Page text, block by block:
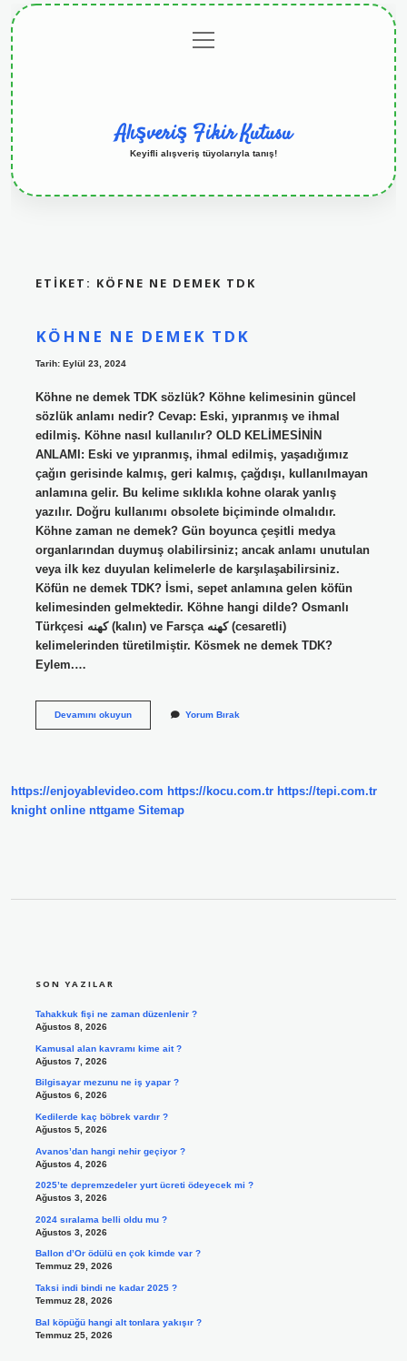
menüyü
aç
Alışveriş Fikir Kutusu
Keyifli alışveriş tüyolarıyla tanış!
ETIKET: KÖFNE NE DEMEK TDK
KÖHNE NE DEMEK TDK
Tarih: Eylül 23, 2024
Köhne ne demek TDK sözlük? Köhne kelimesinin güncel
sözlük anlamı nedir? Cevap: Eski, yıpranmış ve ihmal
edilmiş. Köhne nasıl kullanılır? OLD KELİMESİNİN
ANLAMI: Eski ve yıpranmış, ihmal edilmiş, yaşadığımız
çağın gerisinde kalmış, geri kalmış, çağdışı, kullanılmayan
anlamına gelir. Bu kelime sıklıkla kohne olarak yanlış
yazılır. Doğru kullanımı obsolete biçiminde olmalıdır.
Köhne zaman ne demek? Gün boyunca çeşitli medya
organlarından duymuş olabilirsiniz; ancak anlamı unutulan
veya ilk kez duyulan kelimelerle de karşılaşabilirsiniz.
Köfün ne demek TDK? İsmi, sepet anlamına gelen köfün
kelimesinden gelmektedir. Köhne hangi dilde? Osmanlı
Türkçesi كهنه‎ (kalın) ve Farsça کهنه‎ (cesaretli)
kelimelerinden türetilmiştir. Kösmek ne demek TDK?
Eylem.…
Devamını okuyunKöhne
Yorum Bırak
https://enjoyablevideo.com https://kocu.com.tr https://tepi.com.tr
knight online nttgame Sitemap
SON YAZILAR
Tahakkuk fişi ne zaman düzenlenir ?
Ağustos 8, 2026
Kamusal alan kavramı kime ait ?
Ağustos 7, 2026
Bilgisayar mezunu ne iş yapar ?
Ağustos 6, 2026
Kedilerde kaç böbrek vardır ?
Ağustos 5, 2026
Avanos’dan hangi nehir geçiyor ?
Ağustos 4, 2026
2025’te depremzedeler yurt ücreti ödeyecek mi ?
Ağustos 3, 2026
2024 sıralama belli oldu mu ?
Ağustos 3, 2026
Ballon d’Or ödülü en çok kimde var ?
Temmuz 29, 2026
Taksi indi bindi ne kadar 2025 ?
Temmuz 28, 2026
Bal köpüğü hangi alt tonlara yakışır ?
Temmuz 25, 2026